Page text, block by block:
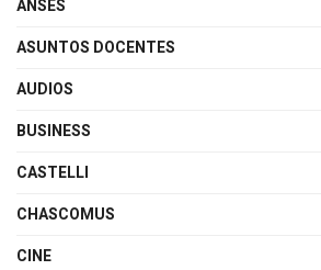
ANSES
ASUNTOS DOCENTES
AUDIOS
BUSINESS
CASTELLI
CHASCOMUS
CINE